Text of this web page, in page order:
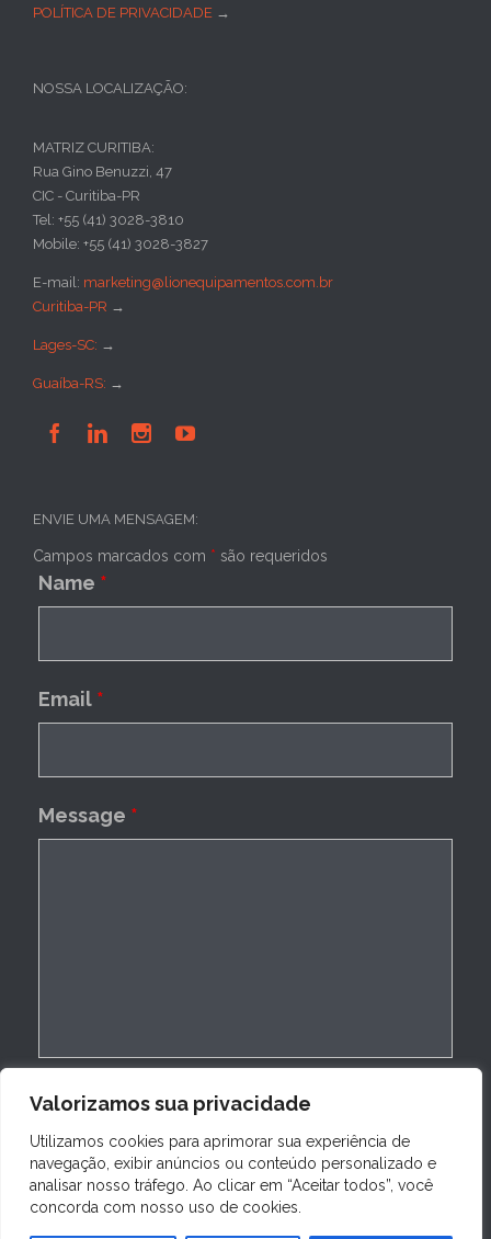
Valorizamos sua privacidade
Utilizamos cookies para aprimorar sua experiência de
navegação, exibir anúncios ou conteúdo personalizado e
analisar nosso tráfego. Ao clicar em “Aceitar todos”, você
concorda com nosso uso de cookies.
POLÍTICA DE PRIVACIDADE →
NOSSA LOCALIZAÇÃO:
MATRIZ CURITIBA:
Rua Gino Benuzzi, 47
CIC - Curitiba-PR
Tel: +55 (41) 3028-3810
Mobile: +55 (41) 3028-3827
E-mail: marketing@lionequipamentos.com.br
Curitiba-PR →
Lages-SC: →
Guaíba-RS: →
   
ENVIE UMA MENSAGEM:
Campos marcados com * são requeridos
Name *
Email *
Message *